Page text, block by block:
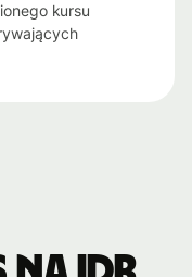
kursu